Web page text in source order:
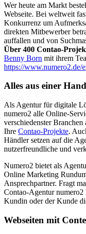
Wer heute am Markt
Webseite. Bei weltweit
Konkurrenz um
direkten Mitbewerber
auffallen und von
Über 400 Contao-
Benny Born mit ihrem
https://www.numero2.de/
Alles aus einer
Als Agentur für digitale
numero2 alle Online-
verschiedenster
Ihre Contao-Projekte.
Händler setzen auf die
nutzerfreundliche und
Numero2 bietet als
Online Marketing
Ansprechpartner. Fragt
Contao-Agentur numero2
Kundin oder der Kunde
Webseiten mit